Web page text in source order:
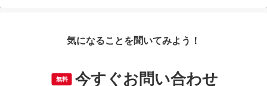
気になることを聞いてみよう！
無料 今すぐお問い合わせ